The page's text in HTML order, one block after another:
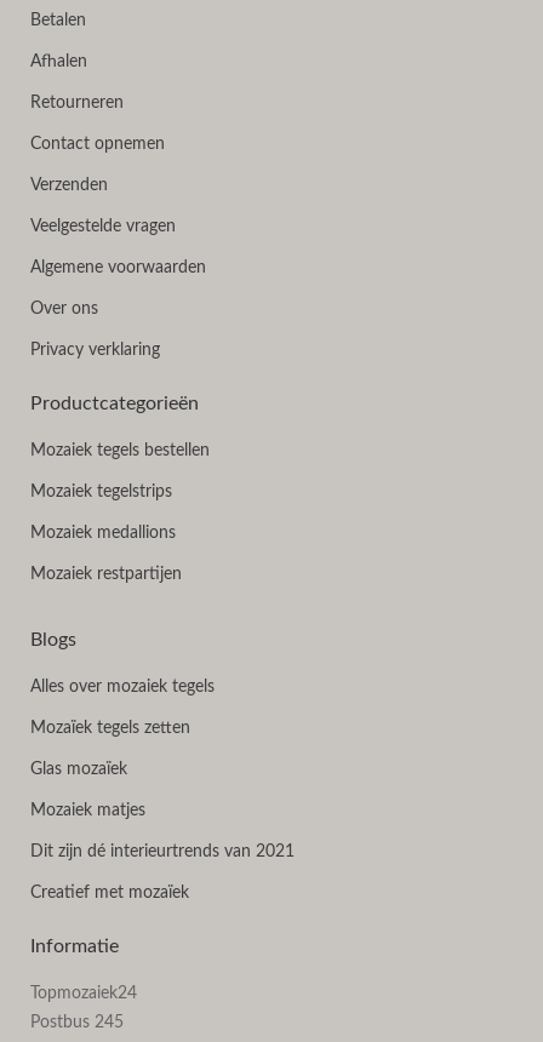
Betalen
Afhalen
Retourneren
Contact opnemen
Verzenden
Veelgestelde vragen
Algemene voorwaarden
Over ons
Privacy verklaring
Productcategorieën
Mozaiek tegels bestellen
Mozaiek tegelstrips
Mozaiek medallions
Mozaiek restpartijen
Blogs
Alles over mozaiek tegels
Mozaïek tegels zetten
Glas mozaïek
Mozaiek matjes
Dit zijn dé interieurtrends van 2021
Creatief met mozaïek
Informatie
Topmozaiek24
Postbus 245